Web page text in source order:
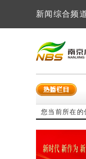
新闻综合频
您当前所在的